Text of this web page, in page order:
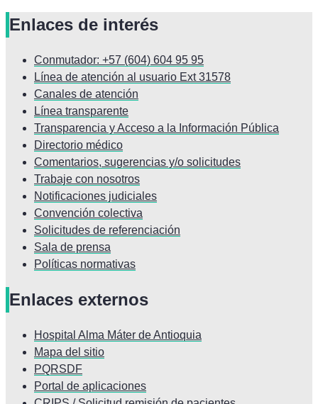
Enlaces de interés
Conmutador: +57 (604) 604 95 95
Línea de atención al usuario Ext 31578
Canales de atención
Línea transparente
Transparencia y Acceso a la Información Pública
Directorio médico
Comentarios, sugerencias y/o solicitudes
Trabaje con nosotros
Notificaciones judiciales
Convención colectiva
Solicitudes de referenciación
Sala de prensa
Políticas normativas
Enlaces externos
Hospital Alma Máter de Antioquia
Mapa del sitio
PQRSDF
Portal de aplicaciones